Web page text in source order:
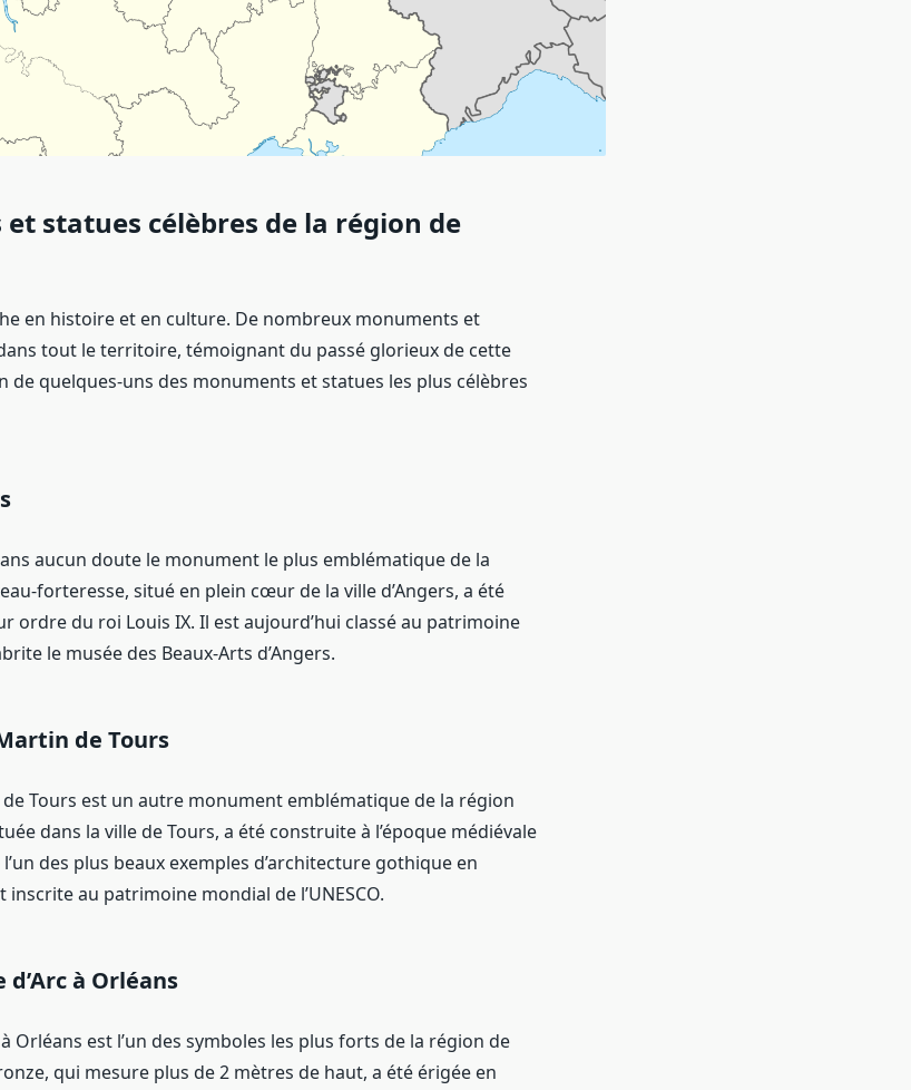
statues célèbres de la région de
en histoire et en culture. De nombreux monuments et
tout le territoire, témoignant du passé glorieux de cette
de quelques-uns des monuments et statues les plus célèbres
aucun doute le monument le plus emblématique de la
forteresse, situé en plein cœur de la ville d’Angers, a été
ordre du roi Louis IX. Il est aujourd’hui classé au patrimoine
le musée des Beaux-Arts d’Angers.
de Tours
Tours est un autre monument emblématique de la région
dans la ville de Tours, a été construite à l’époque médiévale
des plus beaux exemples d’architecture gothique en
inscrite au patrimoine mondial de l’UNESCO.
à Orléans
à Orléans est l’un des symboles les plus forts de la région de
qui mesure plus de 2 mètres de haut, a été érigée en